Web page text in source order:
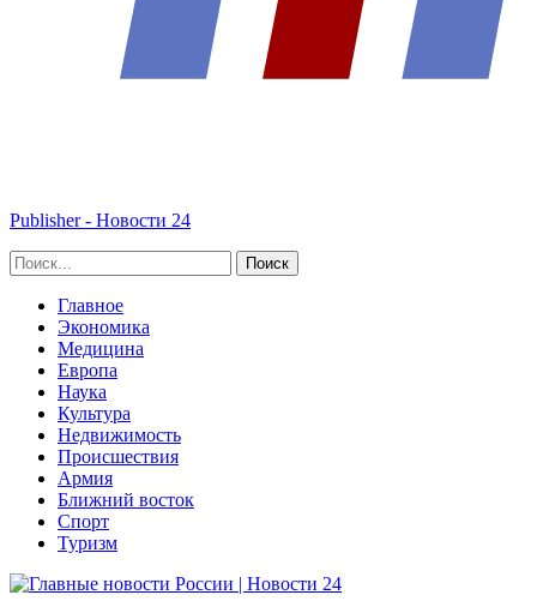
Publisher - Новости 24
Главное
Экономика
Медицина
Европа
Наука
Культура
Недвижимость
Происшествия
Армия
Ближний восток
Спорт
Туризм